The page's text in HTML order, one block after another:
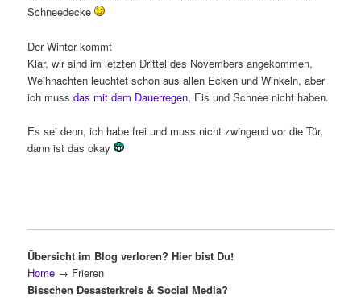
Schneedecke
Der Winter kommt
Klar, wir sind im letzten Drittel des Novembers angekommen,
Weihnachten leuchtet schon aus allen Ecken und Winkeln, aber
ich mussdas mit dem Dauerregen, Eis und Schnee nicht haben.
Es sei denn, ich habe frei und muss nicht zwingend vor die Tür,
dann ist das okay
Übersicht im Blog verloren? Hier bist Du!
Home → Frieren
Bisschen Desasterkreis & Social Media?